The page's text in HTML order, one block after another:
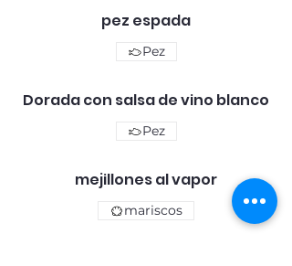
pez espada
Pez
Dorada con salsa de vino blanco
Pez
mejillones al vapor
mariscos